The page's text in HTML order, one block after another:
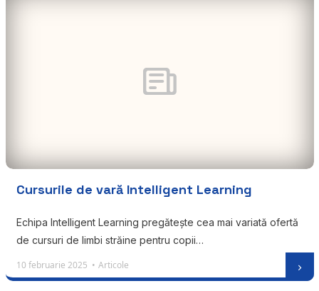
Cursurile de vară Intelligent Learning
Echipa Intelligent Learning pregătește cea mai variată ofertă
de cursuri de limbi străine pentru copii…
10 februarie 2025 • Articole